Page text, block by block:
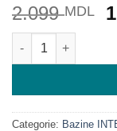
2.099MDL
Cantitate Piscina
Categorie: Bazine